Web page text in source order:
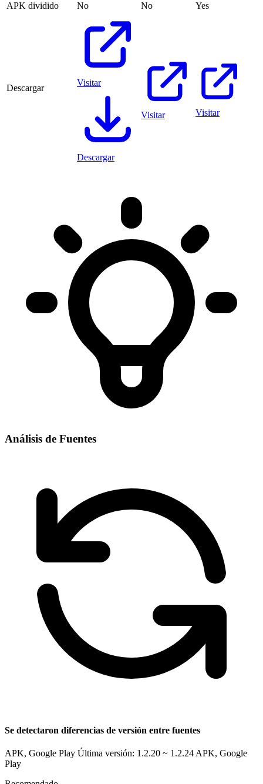
APK dividido
No No Yes
Descargar
Visitar
Descargar
Visitar Visitar
Análisis de Fuentes
Se detectaron diferencias de versión entre fuentes
APK, Google Play Última versión: 1.2.20 ~ 1.2.24 APK, Google
Play